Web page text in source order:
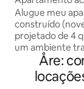
com estilo de
Alugue meu
construído
projetado de 4
um ambiente
opções únicas,
um fator
realmente dá
Åre: